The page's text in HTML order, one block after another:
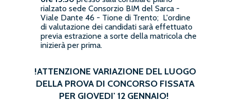
rialzato sede Consorzio BIM del Sarca -
Viale Dante 46 - Tione di Trento; L'ordine
di valutazione dei candidati sarà effettuato
previa estrazione a sorte della matricola che
inizierà per prima.
!ATTENZIONE VARIAZIONE DEL LUOGO
DELLA PROVA DI CONCORSO FISSATA
PER GIOVEDI' 12 GENNAIO!